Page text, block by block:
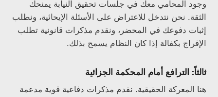
وجود المحامي معك في جلسات تحقيق النيابة يمنحك
الثقة. نحن نتدخل للاعتراض على الأسئلة الإيحائية، ونطلب
إثبات دفوعك في المحضر، ونقدم مذكرات قانونية تطلب
الإفراج بكفالة إذا كان النظام يسمح بذلك.
ثالثاً: الترافع أمام المحكمة الجزائية
هنا المعركة الحقيقية. نقدم مذكرات دفاعية قوية مدعمة